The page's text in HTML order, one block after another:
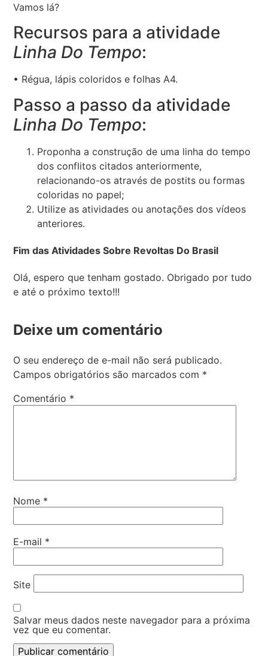
Vamos lá?
Recursos para a atividade
Linha Do Tempo:
• Régua, lápis coloridos e folhas A4.
Passo a passo da atividade
Linha Do Tempo:
Proponha a construção de uma linha do tempo
dos conflitos citados anteriormente,
relacionando-os através de postits ou formas
coloridas no papel;
Utilize as atividades ou anotações dos vídeos
anteriores.
Fim das Atividades Sobre Revoltas Do Brasil
Olá, espero que tenham gostado. Obrigado por tudo
e até o próximo texto!!!
Deixe um comentário
O seu endereço de e-mail não será publicado.
Campos obrigatórios são marcados com *
Comentário *
Nome *
E-mail *
Site
Salvar meus dados neste navegador para a próxima
vez que eu comentar.